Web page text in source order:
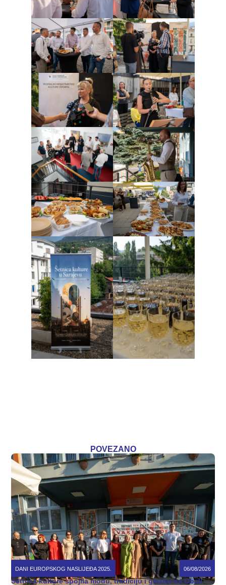
POVEZANO
DANI EUROPSKOG NASLIJEĐA 2025. 06/08/2026
Šetnica kulture spojila modu, tradiciju i glazbu na Obali